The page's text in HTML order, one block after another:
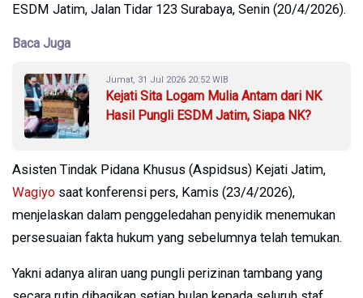
ESDM Jatim, Jalan Tidar 123 Surabaya, Senin (20/4/2026).
Baca Juga
Jumat, 31 Jul 2026 20:52 WIB
Kejati Sita Logam Mulia Antam dari NK
Hasil Pungli ESDM Jatim, Siapa NK?
Asisten Tindak Pidana Khusus (Aspidsus) Kejati Jatim,
Wagiyo saat konferensi pers, Kamis (23/4/2026),
menjelaskan dalam penggeledahan penyidik menemukan
persesuaian fakta hukum yang sebelumnya telah temukan.
Yakni adanya aliran uang pungli perizinan tambang yang